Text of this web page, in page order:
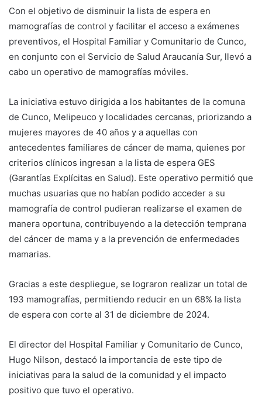
Con el objetivo de disminuir la lista de espera en
mamografías de control y facilitar el acceso a exámenes
preventivos, el Hospital Familiar y Comunitario de Cunco,
en conjunto con el Servicio de Salud Araucanía Sur, llevó a
cabo un operativo de mamografías móviles.
La iniciativa estuvo dirigida a los habitantes de la comuna
de Cunco, Melipeuco y localidades cercanas, priorizando a
mujeres mayores de 40 años y a aquellas con
antecedentes familiares de cáncer de mama, quienes por
criterios clínicos ingresan a la lista de espera GES
(Garantías Explícitas en Salud). Este operativo permitió que
muchas usuarias que no habían podido acceder a su
mamografía de control pudieran realizarse el examen de
manera oportuna, contribuyendo a la detección temprana
del cáncer de mama y a la prevención de enfermedades
mamarias.
Gracias a este despliegue, se lograron realizar un total de
193 mamografías, permitiendo reducir en un 68% la lista
de espera con corte al 31 de diciembre de 2024.
El director del Hospital Familiar y Comunitario de Cunco,
Hugo Nilson, destacó la importancia de este tipo de
iniciativas para la salud de la comunidad y el impacto
positivo que tuvo el operativo.